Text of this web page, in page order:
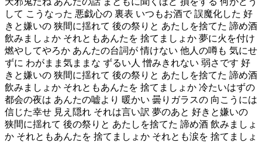
して こうなった 悪戯心の 裏表 いつもお酒で 誤魔化した 好
きと嫌いの 狭間に揺れて 後の祭りと あたしを捨てた 諦め酒
飲みましょか それともあんたを 捨てましょか 夢に火を付け
燃やしてやろか あんたの台詞が 情けない 他人の噂も 気にせ
ずに わがまま気ままな ずるい人 憎みきれない 弱さです 好
きと嫌いの 狭間に揺れて 後の祭りと あたしを捨てた 諦め酒
飲みましょか それともあんたを 捨てましょか 冷たいはずの
都会の夜は あんたの嘘より 暖かい 曇りガラスの 向こうには
信じた幸せ 見え隠れ それは言い訳 夢のあと 好きと嫌いの
狭間に揺れて 後の祭りと あたしを捨てた 諦め酒 飲みましょ
か それともあんたを 捨てましょか それとも涙を 捨てましょ